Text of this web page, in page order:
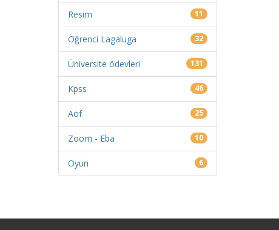
Resim 11
Öğrenci Lagaluga 32
Üniversite ödevleri 131
Kpss 46
Aöf 25
Zoom - Eba 10
Oyun 6